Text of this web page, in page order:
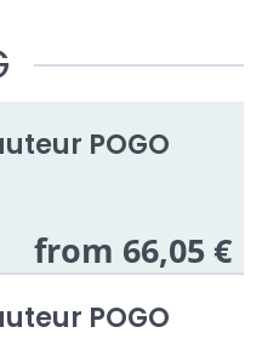
sur le
ne peuvent pas être
d'enfant :-)
POGO
from 66,05 €
POGO